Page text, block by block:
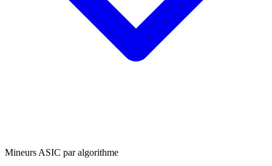
Mineurs ASIC par algorithme